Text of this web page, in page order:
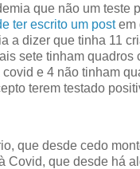
que não um teste
ter escrito um postem
a dizer que tinha 11
sete tinham quadros
e 4 não tinham
terem testado
que desde cedo
Covid, que desde há